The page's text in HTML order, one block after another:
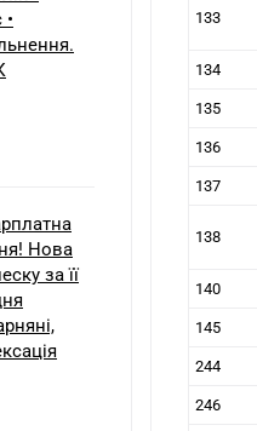
133
134
135
136
137
138
140
145
244
246
Нова
за її